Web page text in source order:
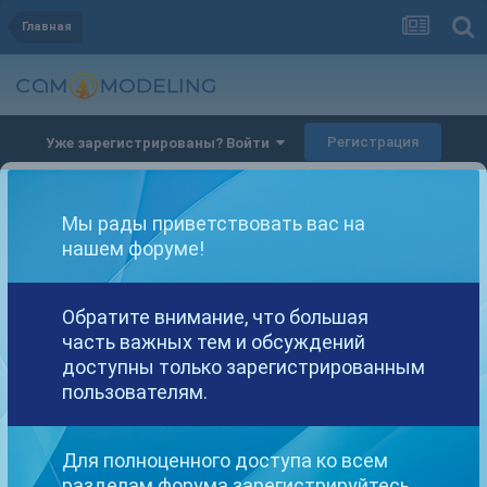
Главная
Уже зарегистрированы? Войти Регистрация
Другие варианты поиска
Найдено: 2 результата
Мы рады приветствовать вас на
нашем форуме!
Обратите внимание, что большая
часть важных тем и обсуждений
доступны только зарегистрированным
пользователям.
Для полноценного доступа ко всем